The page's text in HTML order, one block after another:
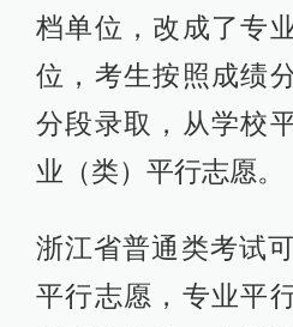
档单位，改成了专
位，考生按照成绩
分段录取，从学校
业（类）平行志愿。
浙江省普通类考试
平行志愿，专业平